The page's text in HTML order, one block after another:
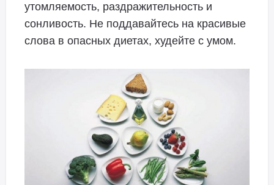
утомляемость, раздражительность и
сонливость. Не поддавайтесь на красивые
слова в опасных диетах, худейте с умом.